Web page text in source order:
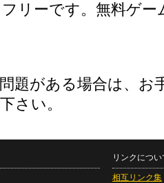
リーです。無料ゲー
題がある場合は、お
さい。
リンクについ
相互リンク集